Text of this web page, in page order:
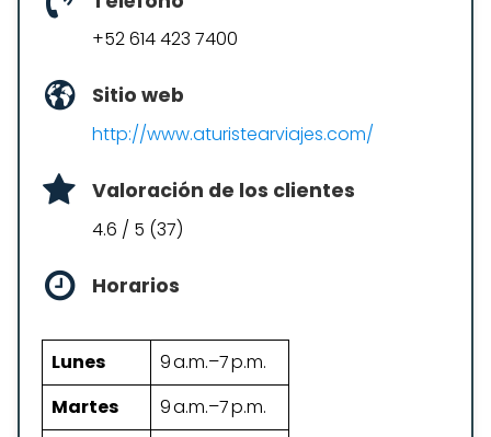
+52 614 423 7400
Sitio web
http://www.aturistearviajes.com/
Valoración de los clientes
4.6 / 5 (37)
Horarios
Lunes
9 a.m.–7 p.m.
Martes
9 a.m.–7 p.m.